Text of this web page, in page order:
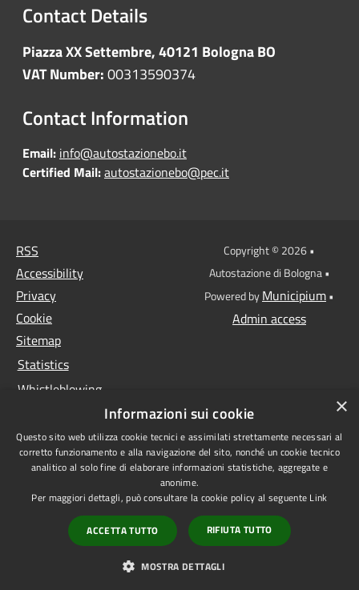
Contact Details
Piazza XX Settembre, 40121 Bologna BO
VAT Number:00313590374
Contact Information
Email: info@autostazionebo.it
Certified Mail:autostazionebo@pec.it
RSS
Accessibility
Privacy
Cookie
Sitemap
Statistics
Whistleblowing
Anti-money laundering
Supplier register
Declaration of
accessibility
1522 - Non sei sola
Copyright © 2026 •
Autostazione di Bologna •
Powered byMunicipium•
Admin access
×
Informazioni sui cookie
Questo sito web utilizza cookie tecnici e assimilati strettamente necessari al
corretto funzionamento e alla navigazione del sito, nonché un cookie tecnico
analitico al solo fine di elaborare informazioni statistiche, aggregate e
anonime.
Per maggiori dettagli, può consultare la cookie policy al seguente Link
ACCETTA TUTTO RIFIUTA TUTTO
MOSTRA DETTAGLI